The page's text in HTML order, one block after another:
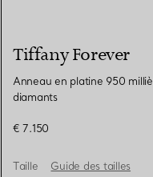
Tiffany Forever
Anneau en platine 950
diamants
€ 7.150
Taille Guide des tailles